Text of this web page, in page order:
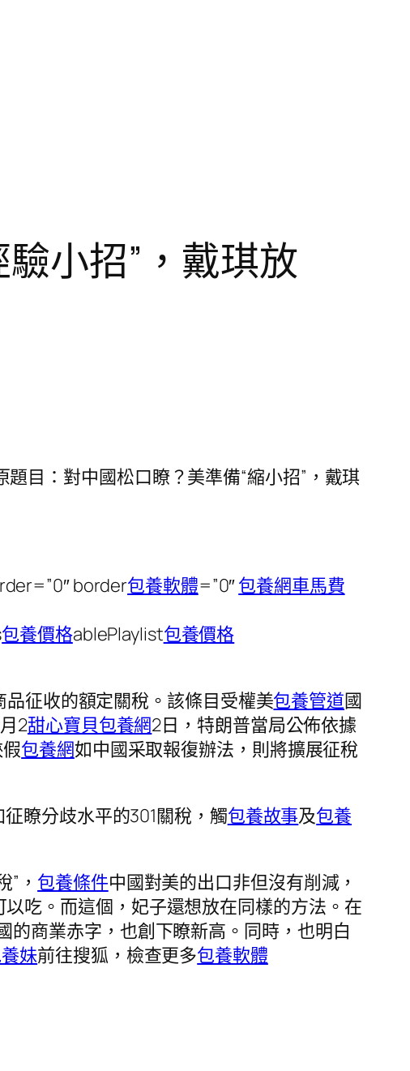
小招”，戴琪放
題目：對中國松口瞭？美準備“縮小招”，戴琪
border包養軟體=”0″包養網車馬費
包養價格ablePlaylist包養價格
征收的額定關稅。該條目受權美包養管道國
2甜心寶貝包養網2日，特朗普當局公佈依據
包養網如中國采取報復辦法，則將擴展征稅
瞭分歧水平的301關稅，觸包養故事及包養
， 包養條件中國對美的出口非但沒有削減，
吃。而這個，妃子還想放在同樣的方法。在
的商業赤字，也創下瞭新高。同時，也明白
妹前往搜狐，檢查更多包養軟體